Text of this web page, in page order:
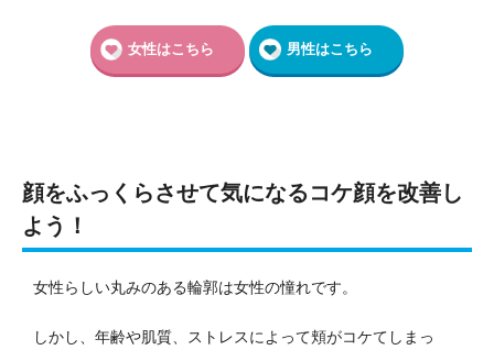
女性はこちら 男性はこちら
顔をふっくらさせて気になるコケ顔を改善し
よう！
女性らしい丸みのある輪郭は女性の憧れです。
しかし、年齢や肌質、ストレスによって頬がコケてしまっ